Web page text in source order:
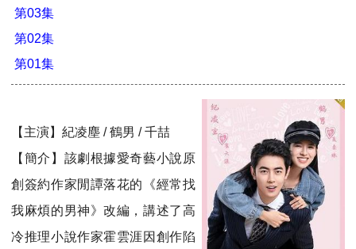
第03集
第02集
第01集
【主演】紀凌塵 / 鶴男 / 千喆
【簡介】該劇根據愛奇藝小說原
創簽約作家閒譚落花的《經常找
我麻煩的男神》改編，講述了高
冷推理小說作家霍雲涯因創作陷